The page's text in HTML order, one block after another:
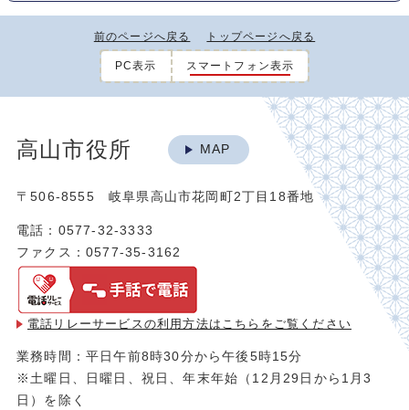
前のページへ戻る トップページへ戻る
PC表示 スマートフォン表示
高山市役所 MAP
〒506-8555 岐阜県高山市花岡町2丁目18番地
電話：0577-32-3333
ファクス：0577-35-3162
電話リレーサービスの利用方法は こちらをご覧ください
業務時間：平日午前8時30分から午後5時15分
※土曜日、日曜日、祝日、年末年始（12月29日から1月3
日）を除く